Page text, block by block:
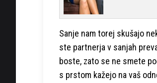
Sanje nam torej skušajo
ste partnerja v sanjah
boste, zato se ne smete
s prstom kažejo na vaš